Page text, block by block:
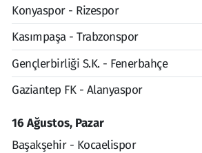
Konyaspor - Rizespor
Kasımpaşa - Trabzonspor
Gençlerbirliği S.K. - Fenerbahçe
Gaziantep FK - Alanyaspor
16 Ağustos, Pazar
Başakşehir - Kocaelispor